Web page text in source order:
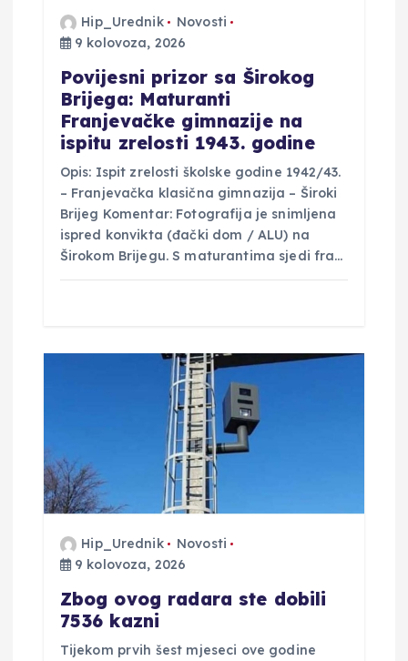
Hip_Urednik
Novosti
9 kolovoza, 2026
Povijesni prizor sa Širokog
Brijega: Maturanti
Franjevačke gimnazije na
ispitu zrelosti 1943. godine
Opis: Ispit zrelosti školske godine 1942/43.
– Franjevačka klasična gimnazija – Široki
Brijeg Komentar: Fotografija je snimljena
ispred konvikta (đački dom / ALU) na
Širokom Brijegu. S maturantima sjedi fra…
Hip_Urednik
Novosti
9 kolovoza, 2026
Zbog ovog radara ste dobili
7536 kazni
Tijekom prvih šest mjeseci ove godine